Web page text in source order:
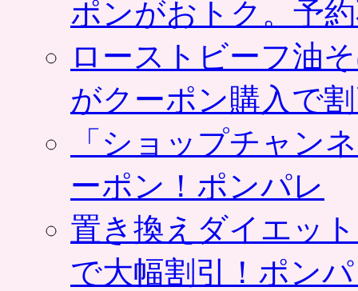
ポンがおトク。予
ローストビーフ油
がクーポン購入で
「ショップチャン
ーポン！ポンパレ
置き換えダイエッ
で大幅割引！ポン